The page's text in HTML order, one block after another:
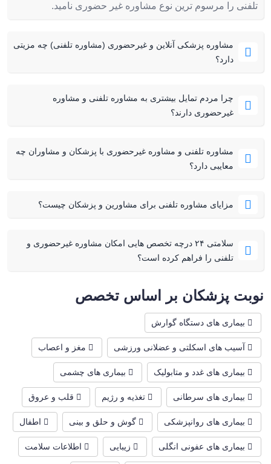
تلفنی را مرسوم ترین نوع مشاوره غیر حضوری نامید.
مشاوره پزشکی آنلاین و غیرحضوری (مشاوره تلفنی) چه مزیتی
دارد؟
چرا مردم تمایل بیشتری به مشاوره تلفنی و مشاوره
غیرحضوری دارند؟
مشاوره تلفنی و مشاوره غیرحضوری با پزشکان و مشاوران چه
معایبی دارد؟
مزایای مشاوره تلفنی برای مشاورین و پزشکان چیست؟
سلامتی ۲۴ درچه تخصص هایی امکان مشاوره غیرحضوری و
تلفنی را فراهم کرده است؟
نوبت پزشکان بر اساس تخصص
بیماری های دستگاه گوارش
آسیب های اسکلتی و عضلانی ورزشی مغز و اعصاب
بیماری های غدد و متابولیک بیماری های چشمی
بیماری های سرطانی تغذیه و رژیم قلب و عروق
بیماری های روانپزشکی گوش و حلق و بینی اطفال
بیماری های عفونی انگلی زیبایی اطلاعات سلامت